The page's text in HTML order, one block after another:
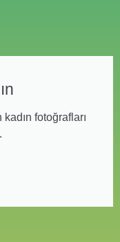
fotoğrafları